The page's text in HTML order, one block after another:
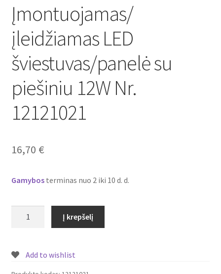
Kontaktai
Krepšelis
Parduotuvė
Paskyra
Plastikai
Plastiko rūšys
Įmontuojamas/
įleidžiamas LED
šviestuvas/panelė su
piešiniu 12W Nr.
12121021
16,70 €
Gamybosterminas nuo 2 iki 10 d. d.
LED
Į krepšelį
Add to wishlist